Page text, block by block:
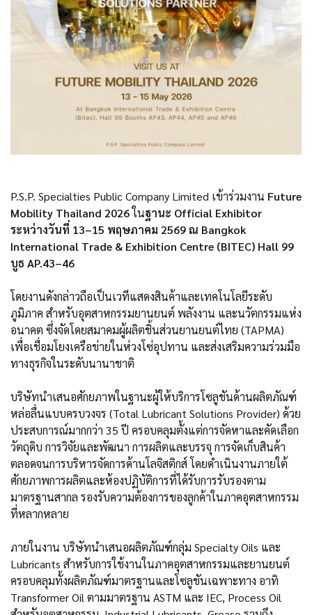
P.S.P. Specialties Public Company Limited เข้าร่วมงาน Future
Mobility Thailand 2026ในฐานะ Official Exhibitor
ระหว่างวันที่ 13–15 พฤษภาคม 2569 ณ Bangkok
International Trade & Exhibition Centre (BITEC) Hall 99
บูธ AP.43–46
โดยงานดังกล่าวถือเป็นเวทีแสดงสินค้าและเทคโนโลยีระดับ
ภูมิภาค สำหรับอุตสาหกรรมยานยนต์ พลังงาน และนวัตกรรมแห่ง
อนาคต ซึ่งจัดโดยสมาคมผู้ผลิตชิ้นส่วนยานยนต์ไทย (TAPMA)
เพื่อเชื่อมโยงเครือข่ายในห่วงโซ่อุปทาน และส่งเสริมความร่วมมือ
ทางธุรกิจในระดับนานาชาติ
บริษัทนำเสนอศักยภาพในฐานะผู้ให้บริการโซลูชันด้านผลิตภัณฑ์
หล่อลื่นแบบครบวงจร (Total Lubricant Solutions Provider) ด้วย
ประสบการณ์มากกว่า 35 ปี ครอบคลุมตั้งแต่การจัดหาและคัดเลือก
วัตถุดิบ การวิจัยและพัฒนา การผลิตและบรรจุ การจัดเก็บสินค้า
ตลอดจนการบริหารจัดการด้านโลจิสติกส์ โดยดำเนินงานภายใต้
ศักยภาพการผลิตและห้องปฏิบัติการที่ได้รับการรับรองตาม
มาตรฐานสากล รองรับความต้องการของลูกค้าในภาคอุตสาหกรรม
ที่หลากหลาย
ภายในงาน บริษัทนำเสนอผลิตภัณฑ์กลุ่ม Specialty Oils และ
Lubricants สำหรับการใช้งานในภาคอุตสาหกรรมและยานยนต์
ครอบคลุมทั้งผลิตภัณฑ์มาตรฐานและโซลูชันเฉพาะทาง อาทิ
Transformer Oil ตามมาตรฐาน ASTM และ IEC, Process Oil